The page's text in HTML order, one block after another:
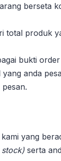
berseta
produk
bukti
anda
yang
serta